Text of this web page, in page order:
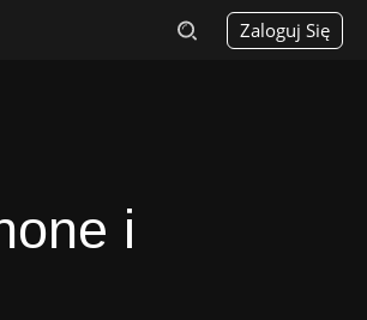
Zaloguj Się
i